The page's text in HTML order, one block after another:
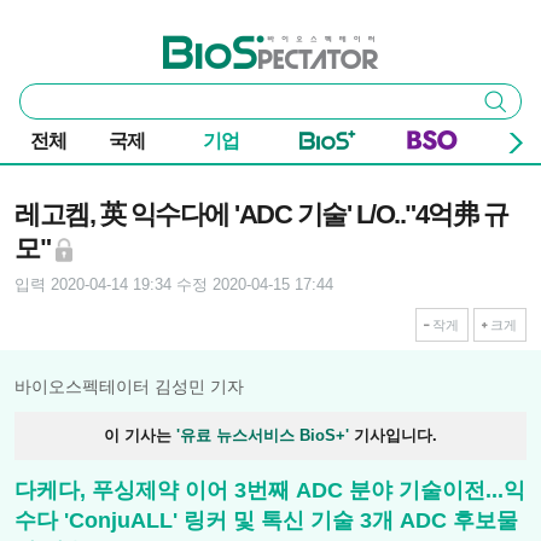
바이오스펙테이터
통
합
검
색
검색
전체 국제 기업
레고켐, 英 익수다에 'ADC 기술' L/O.."4억弗 규
모"
입력 2020-04-14 19:34 수정 2020-04-15 17:44
작게 크게
바이오스펙테이터 김성민 기자
이 기사는 '유료 뉴스서비스 BioS+' 기사입니다.
다케다, 푸싱제약 이어 3번째 ADC 분야 기술이전...익
수다 'ConjuALL' 링커 및 톡신 기술 3개 ADC 후보물